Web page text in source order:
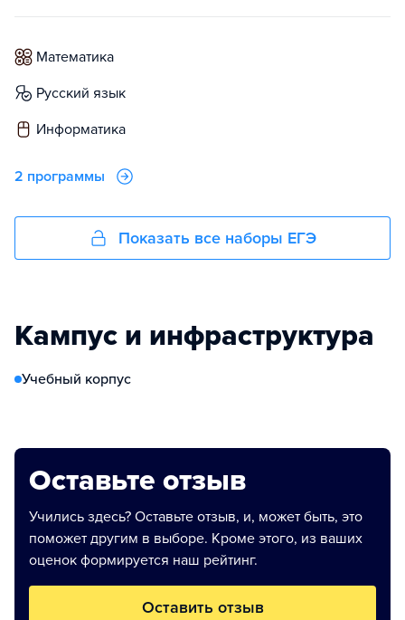
математика
русский язык
информатика
2 программы
Показать все наборы ЕГЭ
Кампус и инфраструктура
Учебный корпус
Оставьте отзыв
Учились здесь? Оставьте отзыв, и, может быть, это
поможет другим в выборе. Кроме этого, из ваших
оценок формируется наш рейтинг.
Оставить отзыв